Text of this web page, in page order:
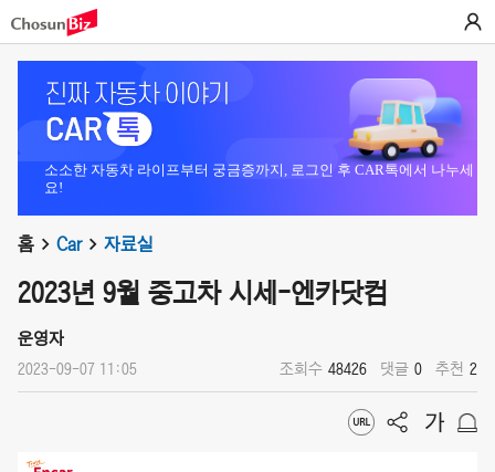
소소한 자동차 라이프부터 궁금증까지, 로그인 후 CAR톡에서 나누세
요!
홈 Car 자료실
2023년 9월 중고차 시세-엔카닷컴
운영자
2023-09-07 11:05 조회수 48426 댓글 0 추천 2